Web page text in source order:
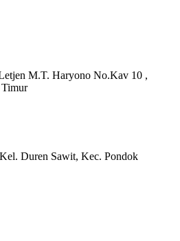
M.T. Haryono No.Kav 10 ,
Timur
Duren Sawit, Kec. Pondok